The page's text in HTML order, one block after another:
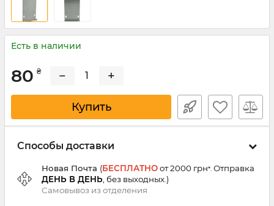
Есть в наличии
80 ₴ − +
Купить
Способы доставки
Новая Почта (БЕСПЛАТНОот 2000 грн*. Отправка
ДЕНЬ В ДЕНЬ , без выходных.)
Самовывоз изотделения